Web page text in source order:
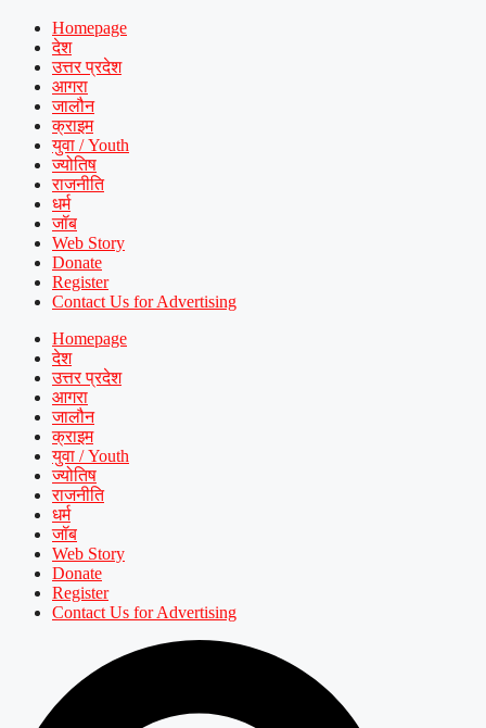
Homepage
देश
उत्तर प्रदेश
आगरा
जालौन
क्राइम
युवा / Youth
ज्योतिष
राजनीति
धर्म
जॉब
Web Story
Donate
Register
Contact Us for Advertising
Homepage
देश
उत्तर प्रदेश
आगरा
जालौन
क्राइम
युवा / Youth
ज्योतिष
राजनीति
धर्म
जॉब
Web Story
Donate
Register
Contact Us for Advertising